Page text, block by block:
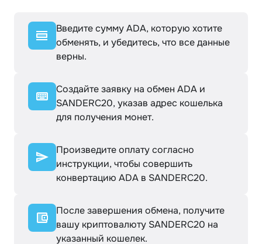
Введите сумму ADA, которую хотите
обменять, и убедитесь, что все данные
верны.
Создайте заявку на обмен ADA и
SANDERC20, указав адрес кошелька
для получения монет.
Произведите оплату согласно
инструкции, чтобы совершить
конвертацию ADA в SANDERC20.
После завершения обмена, получите
вашу криптовалюту SANDERC20 на
указанный кошелек.